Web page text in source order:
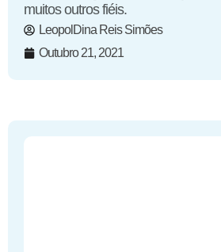
muitos outros fiéis.
LeopolDina Reis Simões
Outubro 21, 2021